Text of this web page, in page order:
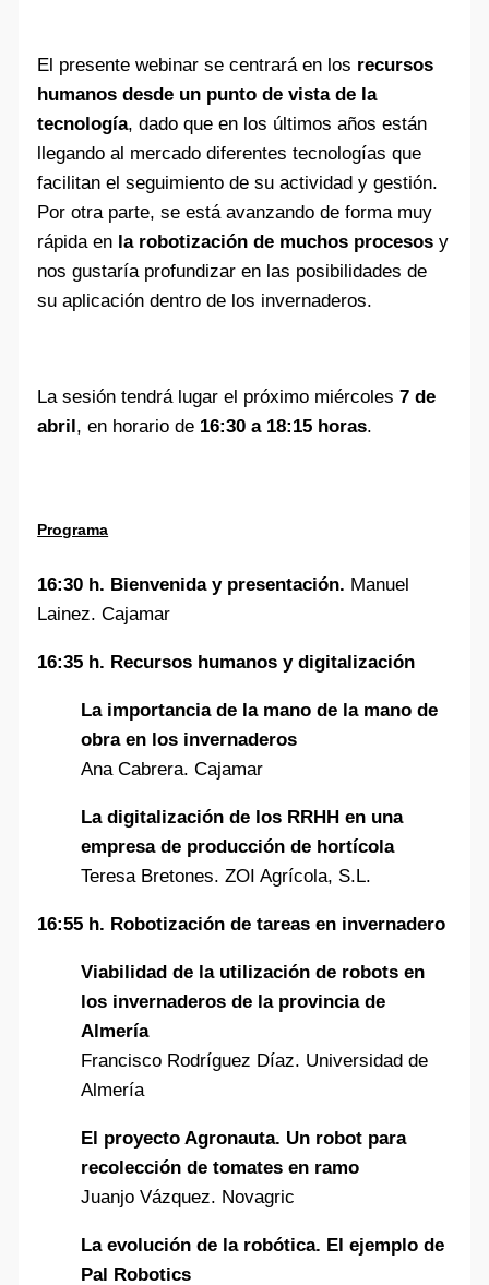
El presente webinar se centrará en los recursos
humanos desde un punto de vista de la
tecnología, dado que en los últimos años están
llegando al mercado diferentes tecnologías que
facilitan el seguimiento de su actividad y gestión.
Por otra parte, se está avanzando de forma muy
rápida en la robotización de muchos procesosy
nos gustaría profundizar en las posibilidades de
su aplicación dentro de los invernaderos.
La sesión tendrá lugar el próximo miércoles7 de
abril, en horario de 16:30 a 18:15 horas.
Programa
16:30 h. Bienvenida y presentación. Manuel
Lainez. Cajamar
16:35 h. Recursos humanos y digitalización
La importancia de la mano de la mano de
obra en los invernaderos
Ana Cabrera. Cajamar
La digitalización de los RRHH en una
empresa de producción de hortícola
Teresa Bretones. ZOI Agrícola, S.L.
16:55 h. Robotización de tareas en invernadero
Viabilidad de la utilización de robots en
los invernaderos de la provincia de
Almería
Francisco Rodríguez Díaz. Universidad de
Almería
El proyecto Agronauta. Un robot para
recolección de tomates en ramo
Juanjo Vázquez. Novagric
La evolución de la robótica. El ejemplo de
Pal Robotics